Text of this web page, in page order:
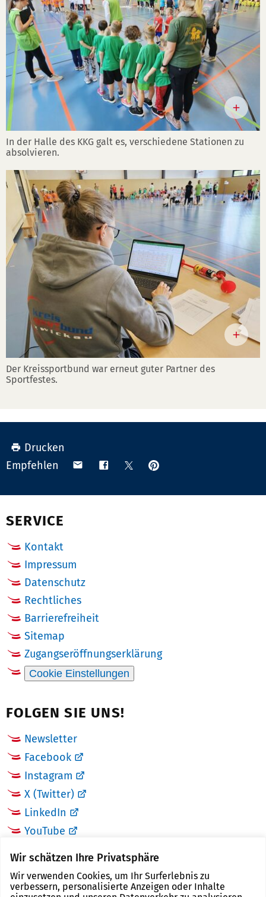
Wir schätzen Ihre Privatsphäre
Wir verwenden Cookies, um Ihr Surferlebnis zu
verbessern, personalisierte Anzeigen oder Inhalte
In der Halle des KKG galt es, verschiedene Stationen zu
absolvieren.
Der Kreissportbund war erneut guter Partner des
Sportfestes.
Drucken
Empfehlen
Teilen Teilen TeilenAnpinnen
SERVICE
Kontakt
Impressum
Datenschutz
Rechtliches
Barrierefreiheit
Sitemap
Zugangseröffnungserklärung
Cookie Einstellungen
FOLGEN SIE UNS!
Newsletter
Facebook
Instagram
X (Twitter)
LinkedIn
YouTube
LINKS